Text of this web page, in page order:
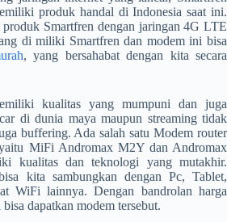
produk handal di Indonesia saat ini.
produk Smartfren dengan jaringan 4G LTE
di miliki Smartfren dan modem ini bisa
, yang bersahabat dengan kita secara
kualitas yang mumpuni dan juga
di dunia maya maupun streaming tidak
buffering. Ada salah satu Modem router
MiFi Andromax M2Y dan Andromax
kualitas dan teknologi yang mutakhir.
kita sambungkan dengan Pc, Tablet,
WiFi lainnya. Dengan bandrolan harga
dapatkan modem tersebut.